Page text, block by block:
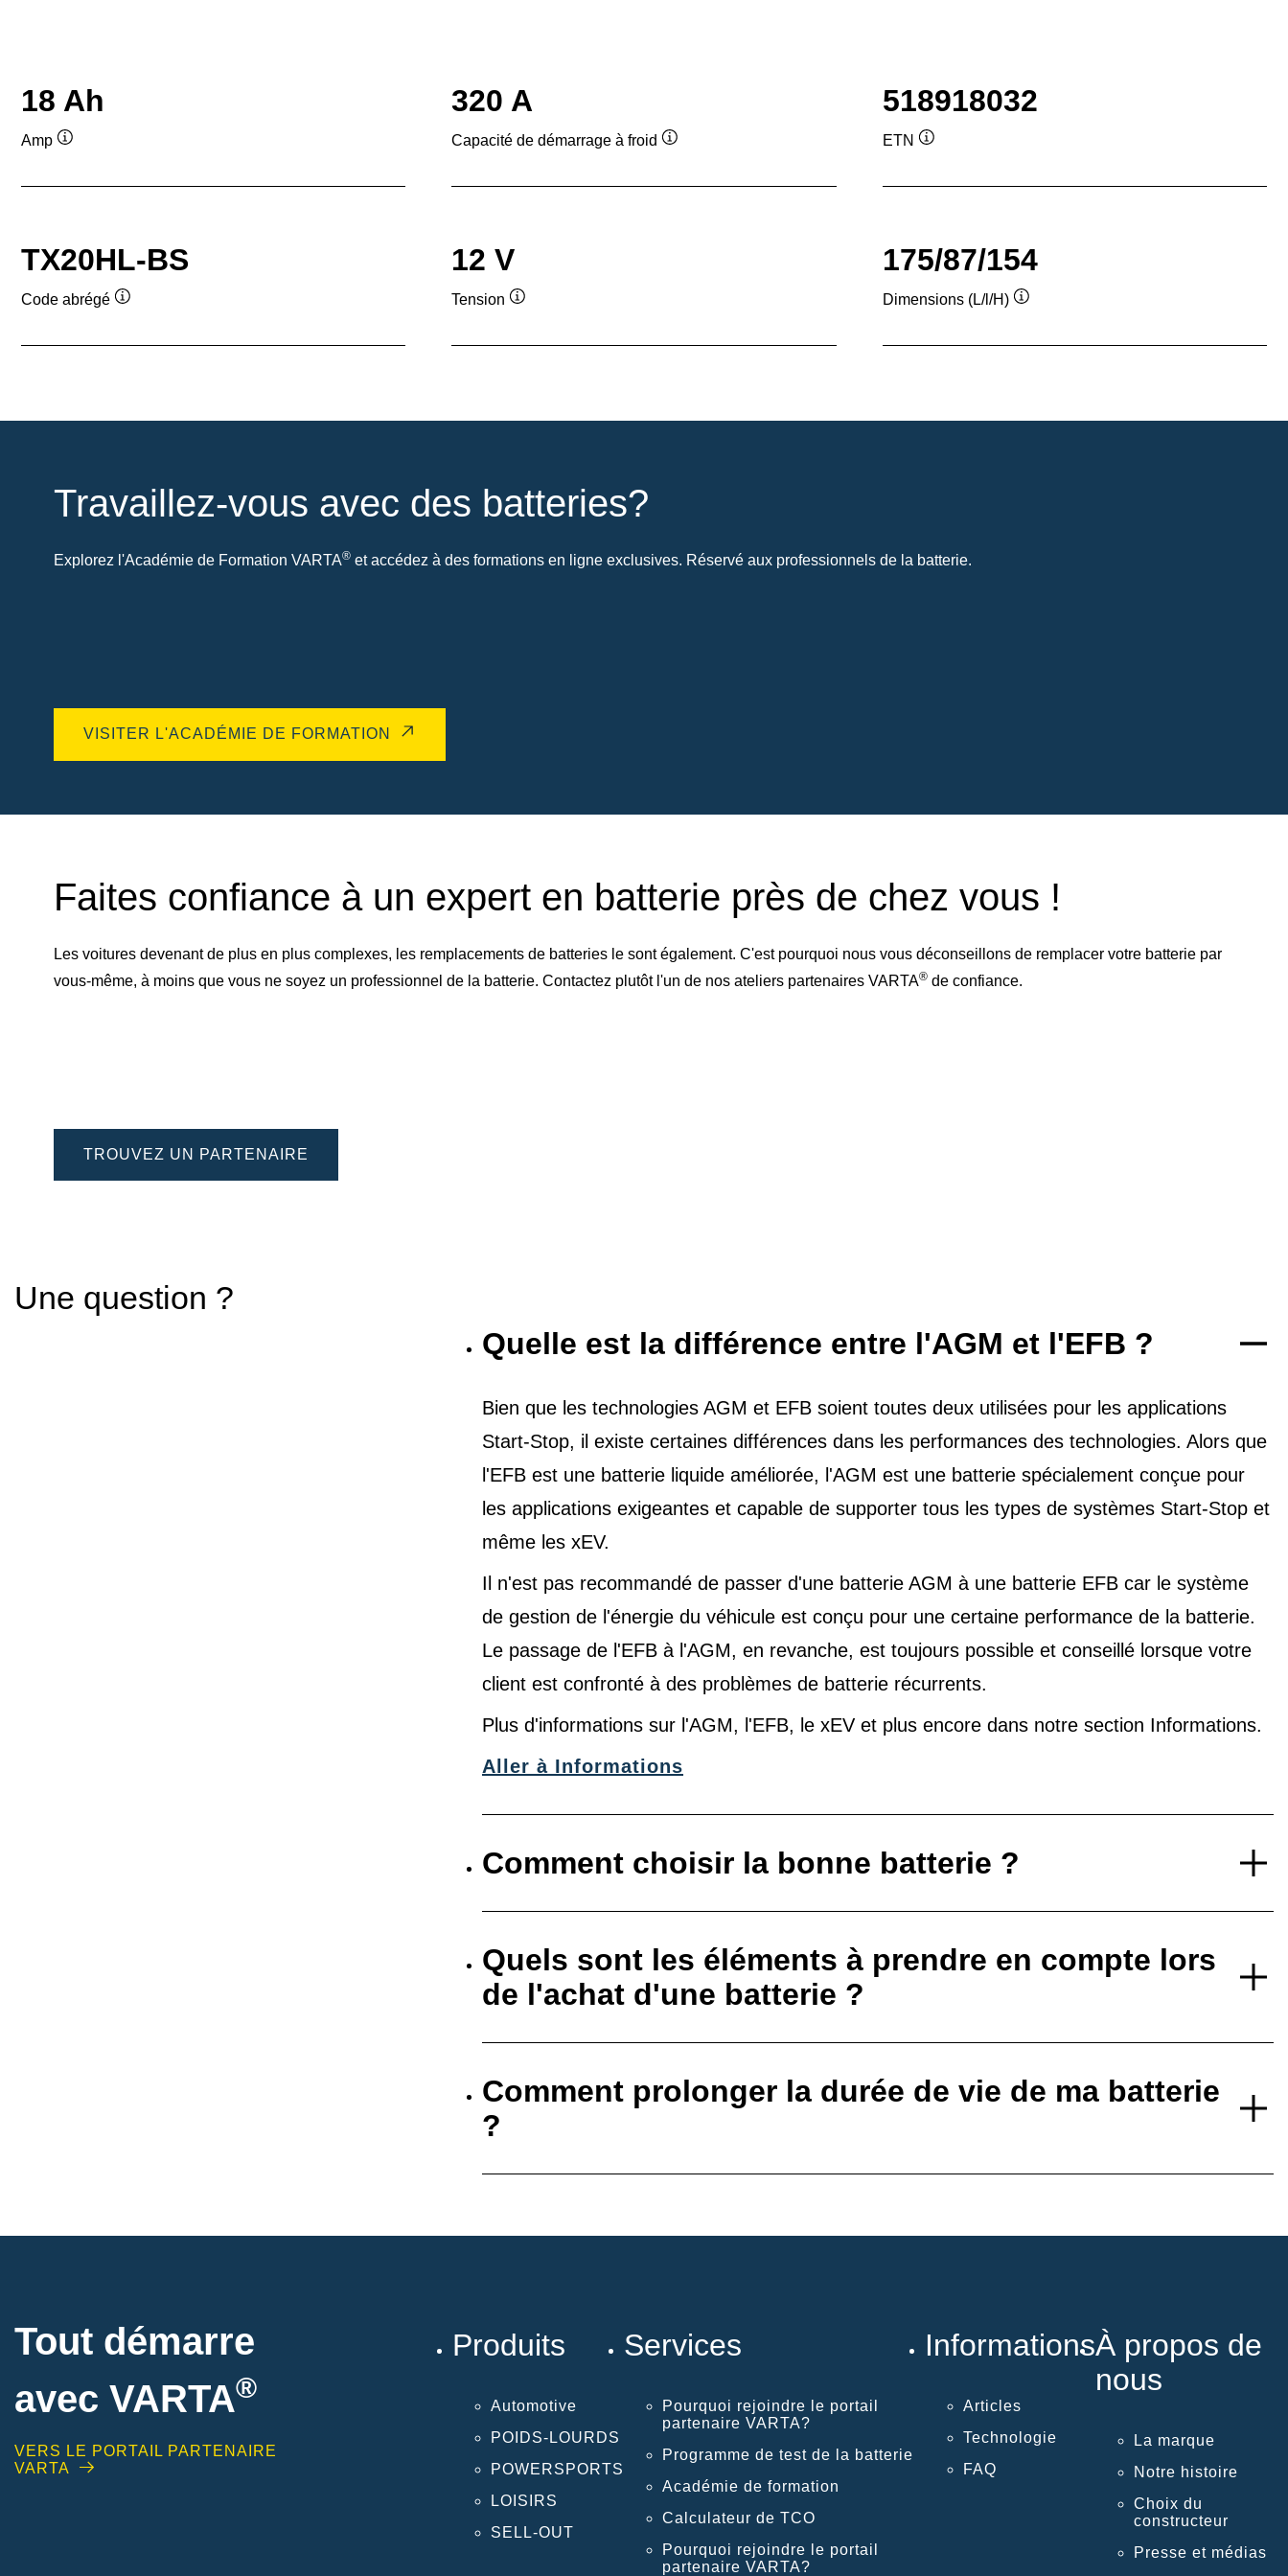
18 Ah
Amp
320 A
Capacité de démarrage à froid
518918032
ETN
TX20HL-BS
Code abrégé
12 V
Tension
175/87/154
Dimensions (L/l/H)
Travaillez-vous avec des batteries?
Explorez l'Académie de Formation VARTA® et accédez à des formations en ligne exclusives. Réservé aux professionnels de la batterie.
VISITER L'ACADÉMIE DE FORMATION
Faites confiance à un expert en batterie près de chez vous !
Les voitures devenant de plus en plus complexes, les remplacements de batteries le sont également. C'est pourquoi nous vous déconseillons de remplacer votre batterie par
vous-même, à moins que vous ne soyez un professionnel de la batterie. Contactez plutôt l'un de nos ateliers partenaires VARTA® de confiance.
TROUVEZ UN PARTENAIRE
Une question ?
Quelle est la différence entre l'AGM et l'EFB ?
Bien que les technologies AGM et EFB soient toutes deux utilisées pour les applications
Start-Stop, il existe certaines différences dans les performances des technologies. Alors que
l'EFB est une batterie liquide améliorée, l'AGM est une batterie spécialement conçue pour
les applications exigeantes et capable de supporter tous les types de systèmes Start-Stop et
même les xEV.
Il n'est pas recommandé de passer d'une batterie AGM à une batterie EFB car le système
de gestion de l'énergie du véhicule est conçu pour une certaine performance de la batterie.
Le passage de l'EFB à l'AGM, en revanche, est toujours possible et conseillé lorsque votre
client est confronté à des problèmes de batterie récurrents.
Plus d'informations sur l'AGM, l'EFB, le xEV et plus encore dans notre section Informations.
Aller à Informations
Comment choisir la bonne batterie ?
Quels sont les éléments à prendre en compte lors
de l'achat d'une batterie ?
Comment prolonger la durée de vie de ma batterie
?
Tout démarre
avec VARTA®
VERS LE PORTAIL PARTENAIRE
VARTA
Produits
Automotive
POIDS-LOURDS
POWERSPORTS
LOISIRS
SELL-OUT
Services
Pourquoi rejoindre le portail
partenaire VARTA?
Programme de test de la batterie
Académie de formation
Calculateur de TCO
Pourquoi rejoindre le portail
partenaire VARTA?
Informations
Articles
Technologie
FAQ
À propos de
nous
La marque
Notre histoire
Choix du
constructeur
Presse et médias